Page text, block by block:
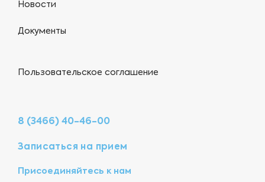
Новости
Документы
Пользовательское соглашение
8 (3466) 40-46-00
Записаться на прием
Присоединяйтесь к нам